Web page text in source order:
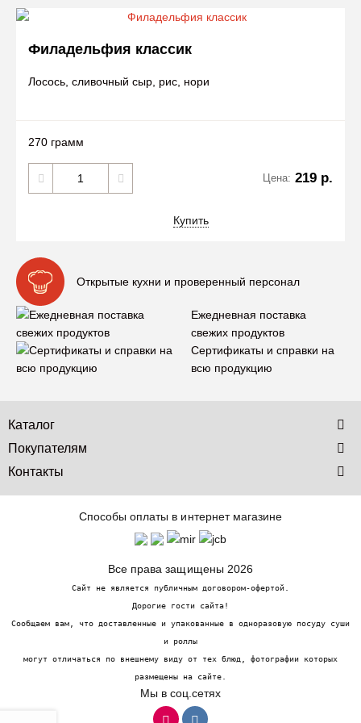
Филадельфия классик
Лосось, сливочный сыр, рис, нори
270 грамм
Цена: 219 р.
Купить
Открытые кухни и проверенный персонал
Ежедневная поставка
свежих продуктов
Сертификаты и справки на
всю продукцию
Каталог
Покупателям
Контакты
Способы оплаты в интернет магазине
Все права защищены 2026
Сайт не является публичным договором-офертой.
Дорогие гости сайта!
Сообщаем вам, что доставленные и упакованные в одноразовую посуду суши
и роллы
могут отличаться по внешнему виду от тех блюд, фотографии которых
размещены на сайте.
Мы в соц.сетях